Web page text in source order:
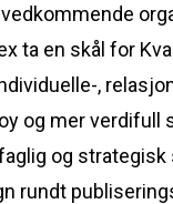
ta en skål for
,
og mer
og
rundt